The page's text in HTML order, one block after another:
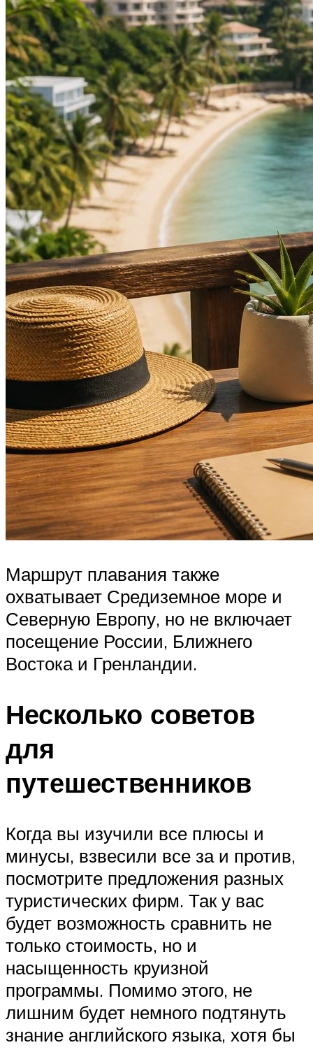
Маршрут плавания также
охватывает Средиземное море и
Северную Европу, но не включает
посещение России, Ближнего
Востока и Гренландии.
Несколько советов
для
путешественников
Когда вы изучили все плюсы и
минусы, взвесили все за и против,
посмотрите предложения разных
туристических фирм. Так у вас
будет возможность сравнить не
только стоимость, но и
насыщенность круизной
программы. Помимо этого, не
лишним будет немного подтянуть
знание английского языка, хотя бы